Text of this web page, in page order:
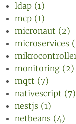
ldap (1)
mcp (1)
micronaut (2)
microservices
monitoring (2)
mqtt (7)
nativescript (7)
nestjs (1)
netbeans (4)